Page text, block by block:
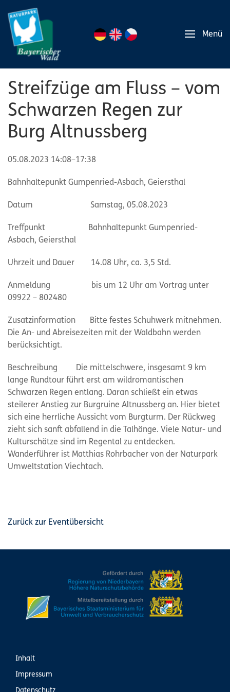
Menü
Streifzüge am Fluss – vom
Schwarzen Regen zur
Burg Altnussberg
05.08.2023 14:08–17:38
Bahnhaltepunkt Gumpenried-Asbach, Geiersthal
Datum Samstag, 05.08.2023
Treffpunkt Bahnhaltepunkt Gumpenried-
Asbach, Geiersthal
Uhrzeit und Dauer 14.08 Uhr, ca. 3,5 Std.
Anmeldung bis um 12 Uhr am Vortrag unter
09922 – 802480
Zusatzinformation Bitte festes Schuhwerk mitnehmen.
Die An- und Abreisezeiten mit der Waldbahn werden
berücksichtigt.
Beschreibung Die mittelschwere, insgesamt 9 km
lange Rundtour führt erst am wildromantischen
Schwarzen Regen entlang. Daran schließt ein etwas
steilerer Anstieg zur Burgruine Altnussberg an. Hier bietet
sich eine herrliche Aussicht vom Burgturm. Der Rückweg
zieht sich sanft abfallend in die Talhänge. Viele Natur- und
Kulturschätze sind im Regental zu entdecken.
Wanderführer ist Matthias Rohrbacher von der Naturpark
Umweltstation Viechtach.
Zurück zur Eventübersicht
Inhalt
Impressum